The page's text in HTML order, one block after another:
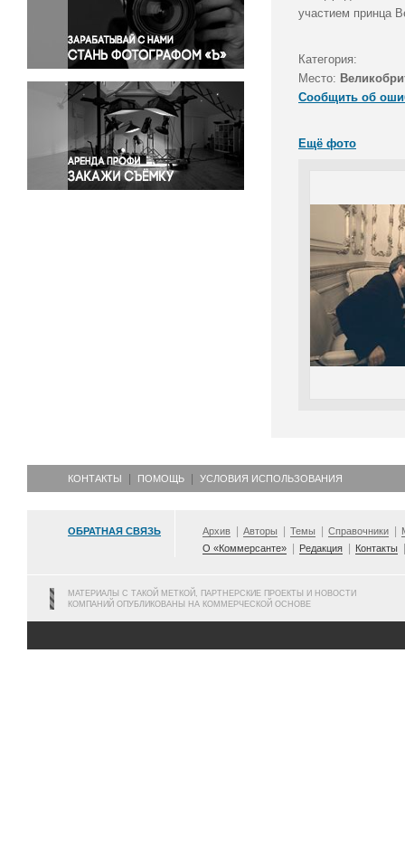
Правосудие
Происшествия и конфликты
Религия
Светская жизнь
Спорт
Экология
Экономика и бизнес
участием принца
Категория:
Место:
Сообщить об
Ещё фото
КОНТАКТЫ ПОМОЩЬ УСЛОВИЯ ИСПОЛЬЗОВАНИЯ
ОБРАТНАЯ СВЯЗЬ Архив Авторы Темы Справочники
О «Коммерсанте»
Редакция Контакты
МАТЕРИАЛЫ С ТАКОЙ МЕТКОЙ, ПАРТНЕРСКИЕ ПРОЕКТЫ И НОВОСТИ
КОМПАНИЙ ОПУБЛИКОВАНЫ НА КОММЕРЧЕСКОЙ ОСНОВЕ